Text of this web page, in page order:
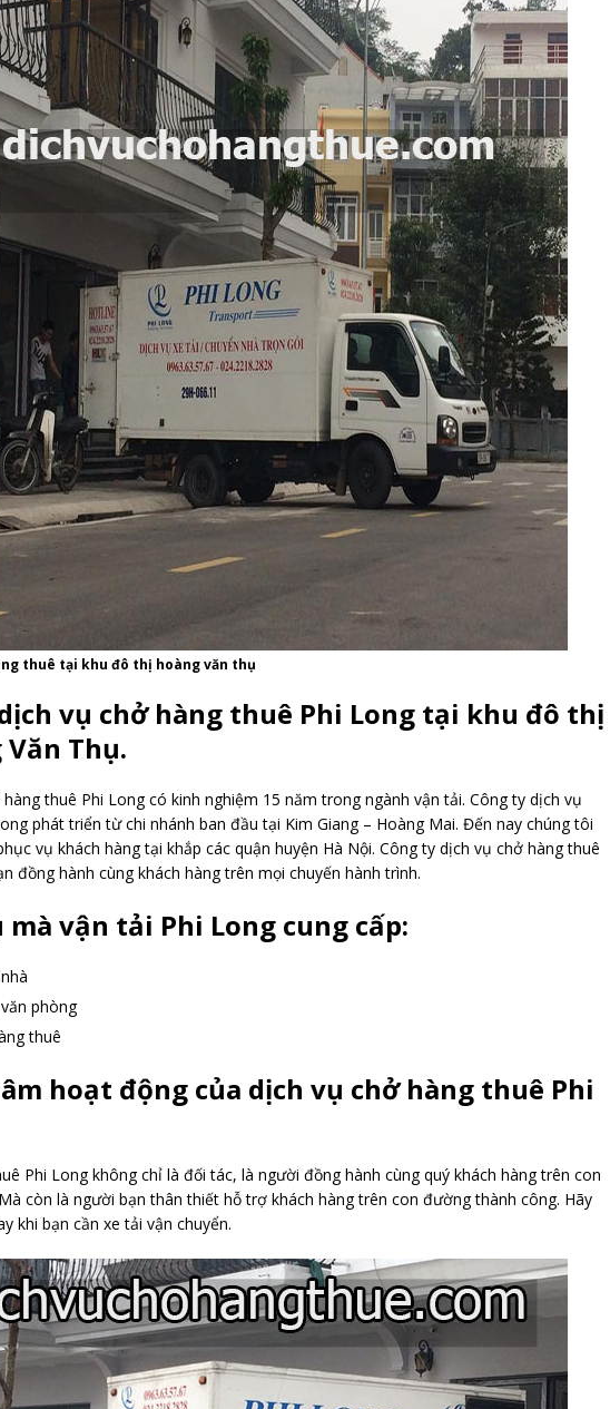
thuê tại khu đô thị hoàng văn thụ
vụ chở hàng thuê Phi Long tại khu đô thị
Thụ.
thuê Phi Long có kinh nghiệm 15 năm trong ngành vận tải. Công ty dịch vụ
phát triển từ chi nhánh ban đầu tại Kim Giang – Hoàng Mai. Đến nay chúng tôi
vụ khách hàng tại khắp các quận huyện Hà Nội. Công ty dịch vụ chở hàng thuê
đồng hành cùng khách hàng trên mọi chuyến hành trình.
mà vận tải Phi Long cung cấp:
phòng
thuê
hoạt động của dịch vụ chở hàng thuê Phi
Phi Long không chỉ là đối tác, là người đồng hành cùng quý khách hàng trên con
còn là người bạn thân thiết hỗ trợ khách hàng trên con đường thành công. Hãy
khi bạn cần xe tải vận chuyển.